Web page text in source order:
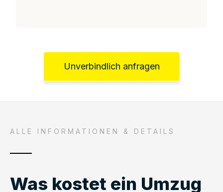
Unverbindlich anfragen
ALLE INFORMATIONEN & DETAILS
Was kostet ein Umzug